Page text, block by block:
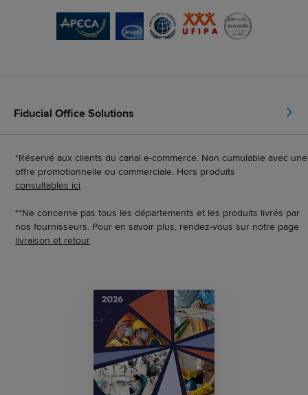
Fiducial Office Solutions
*Réservé aux clients du canal e-commerce. Non cumulable avec une
offre promotionnelle ou commerciale. Hors produits
consultables ici
**Ne concerne pas tous les départements et les produits livrés par
nos fournisseurs. Pour en savoir plus, rendez-vous sur notre page
livraison et retour